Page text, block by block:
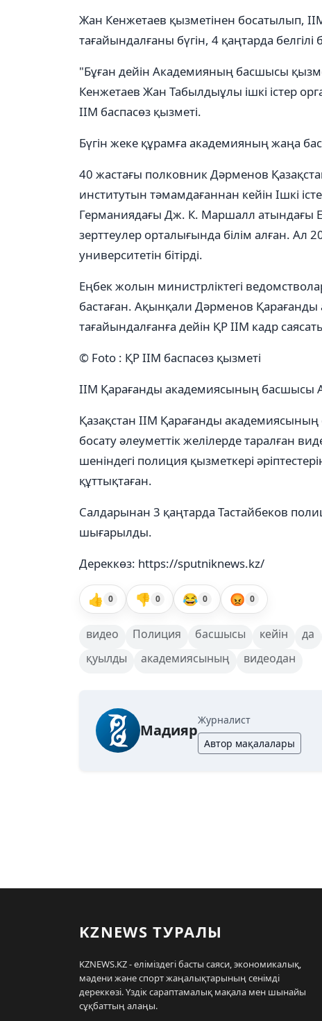
Жан Кенжетаев қызметінен босатылып,
тағайындалғаны бүгін, 4 қаңтарда белгілі
"Бұған дейін Академияның басшысы
Кенжетаев Жан Табылдыұлы ішкі істер
ІІМ баспасөз қызметі.
Бүгін жеке құрамға академияның жаңа
40 жастағы полковник Дәрменов
институтын тәмамдағаннан кейін Ішкі
Германиядағы Дж. К. Маршалл атындағы
зерттеулер орталығында білім алған.
университетін бітірді.
Еңбек жолын министрліктегі
бастаған. Ақынқали Дәрменов
тағайындалғанға дейін ҚР ІІМ кадр
© Foto : ҚР ІІМ баспасөз қызметі
ІІМ Қарағанды академиясының басшысы
Қазақстан ІІМ Қарағанды
босату әлеуметтік желілерде таралған
шеніндегі полиция қызметкері
құттықтаған.
Салдарынан 3 қаңтарда Тастайбеков
шығарылды.
Дереккөз: https://sputniknews.kz/
👍 0 👎 0 😂 0 😡 0
видео Полиция басшысы кейін да
қуылды
академиясының видеодан
Мадияр
Журналист
Автор мақалалары
KZNEWS ТУРАЛЫ
KZNEWS.KZ - еліміздегі басты саяси, экономикалық,
мәдени және спорт жаңалықтарының сенімді
дереккөзі. Үздік сараптамалық мақала мен шынайы
сұқбаттың алаңы.